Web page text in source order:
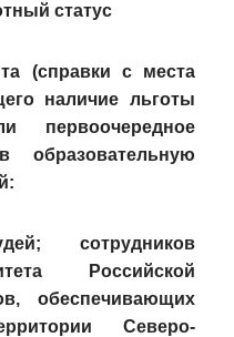
статус
(справки с места
наличие льготы
первоочередное
образовательную
сотрудников
Российской
обеспечивающих
Северо-